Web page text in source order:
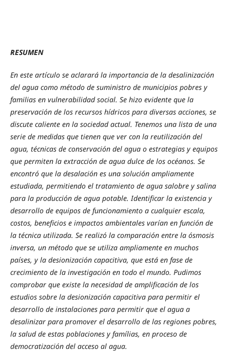
RESUMEN
En este artículo se aclarará la importancia de la desalinización
del agua como método de suministro de municipios pobres y
familias en vulnerabilidad social. Se hizo evidente que la
preservación de los recursos hídricos para diversas acciones, se
discute caliente en la sociedad actual. Tenemos una lista de una
serie de medidas que tienen que ver con la reutilización del
agua, técnicas de conservación del agua o estrategias y equipos
que permiten la extracción de agua dulce de los océanos. Se
encontró que la desalación es una solución ampliamente
estudiada, permitiendo el tratamiento de agua salobre y salina
para la producción de agua potable. Identificar la existencia y
desarrollo de equipos de funcionamiento a cualquier escala,
costos, beneficios e impactos ambientales varían en función de
la técnica utilizada. Se realizó la comparación entre la ósmosis
inversa, un método que se utiliza ampliamente en muchos
países, y la desionización capacitiva, que está en fase de
crecimiento de la investigación en todo el mundo. Pudimos
comprobar que existe la necesidad de amplificación de los
estudios sobre la desionización capacitiva para permitir el
desarrollo de instalaciones para permitir que el agua a
desalinizar para promover el desarrollo de las regiones pobres,
la salud de estas poblaciones y famílias, en proceso de
democratización del acceso al agua.